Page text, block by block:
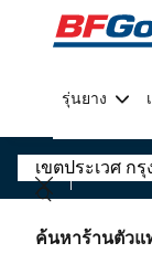
Go to page content
รุ่นยาง
ค้นหาร้านตัวแ